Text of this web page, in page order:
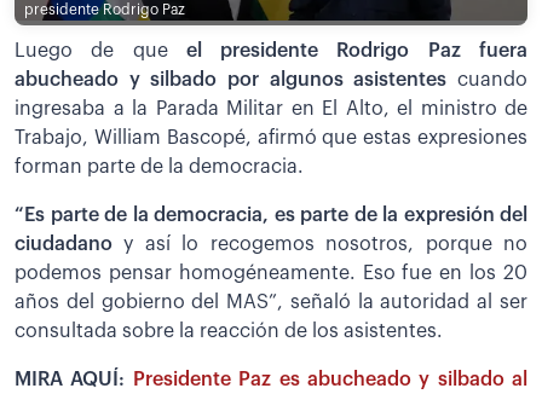
presidente Rodrigo Paz
Luego de que el presidente Rodrigo Paz fuera
abucheado y silbado por algunos asistentes cuando
ingresaba a la Parada Militar en El Alto, el ministro de
Trabajo, William Bascopé, afirmó que estas expresiones
forman parte de la democracia.
“Es parte de la democracia, es parte de la expresión del
ciudadano y así lo recogemos nosotros, porque no
podemos pensar homogéneamente. Eso fue en los 20
años del gobierno del MAS”, señaló la autoridad al ser
consultada sobre la reacción de los asistentes.
MIRA AQUÍ:
Presidente Paz es abucheado y silbado al